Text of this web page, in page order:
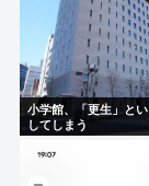
か？」→ど
ジャンポケ
www」
伝説的ホラ
16日放送
小学館、「更生」と
してしまう